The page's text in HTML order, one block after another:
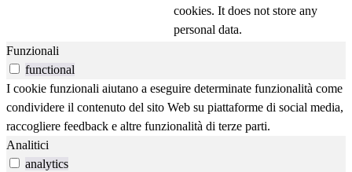
cookies. It does not store any
personal data.
Funzionali
functional
I cookie funzionali aiutano a eseguire determinate funzionalità come
condividere il contenuto del sito Web su piattaforme di social media,
raccogliere feedback e altre funzionalità di terze parti.
Analitici
analytics